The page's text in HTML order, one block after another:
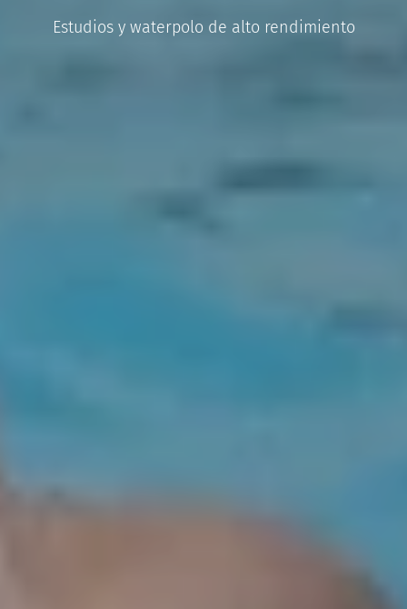
Estudios y waterpolo de alto rendimiento